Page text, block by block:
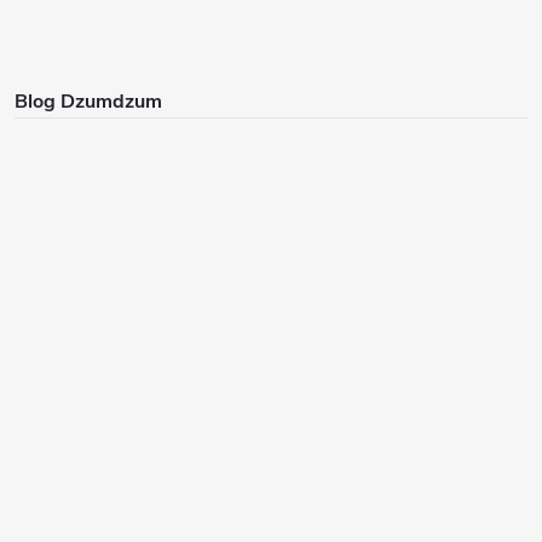
Blog Dzumdzum